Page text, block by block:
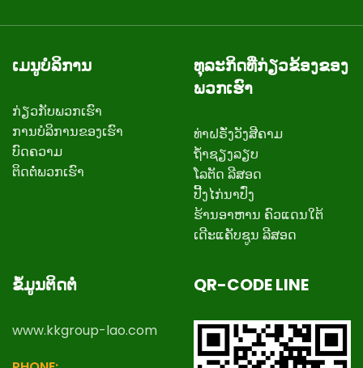
ເມນູບໍລິການ
ກ່ຽວ​ກັບ​ພວກ​ເຮົາ
ການບໍລິການຂອງເຮົາ
ບົດຄວາມ
ຕິດ​ຕໍ່​ພວກ​ເຮົາ
ທຸລະກິດທີ່ກ່ຽວຂ້ອງຂອງ
ພວກເຮົາ
ທ່າຝຣັ່ງວັງສີຄາມ
ຖ້ຳຊຽງລຽບ
ໂລຕັດ ລີສອດ
ປີ້ງໄກ່ນາປົ່ງ
ຮ້ານອາຫານ ຄົວແດນໃຕ້
ເດີະແຄັບຊູນ ລີສອດ
ຂໍ້ມູນຕິດຕໍ່
www.kkgroup-lao.com
QR-CODE LINE